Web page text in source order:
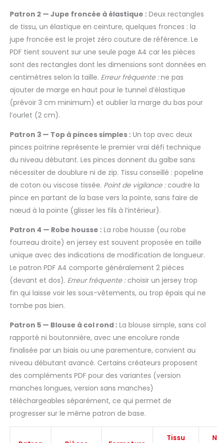
Patron 2 — Jupe froncée à élastique : Deux rectangles
de tissu, un élastique en ceinture, quelques fronces : la
jupe froncée est le projet zéro couture de référence. Le
PDF tient souvent sur une seule page A4 car les pièces
sont des rectangles dont les dimensions sont données en
centimètres selon la taille. Erreur fréquente :ne pas
ajouter de marge en haut pour le tunnel d’élastique
(prévoir 3 cm minimum) et oublier la marge du bas pour
l’ourlet (2 cm).
Patron 3 — Top à pinces simples : Un top avec deux
pinces poitrine représente le premier vrai défi technique
du niveau débutant. Les pinces donnent du galbe sans
nécessiter de doublure ni de zip. Tissu conseillé : popeline
de coton ou viscose tissée. Point de vigilance :coudre la
pince en partant de la base vers la pointe, sans faire de
nœud à la pointe (glisser les fils à l’intérieur).
Patron 4 — Robe housse : La robe housse (ou robe
fourreau droite) en jersey est souvent proposée en taille
unique avec des indications de modification de longueur.
Le patron PDF A4 comporte généralement 2 pièces
(devant et dos). Erreur fréquente :choisir un jersey trop
fin qui laisse voir les sous-vêtements, ou trop épais qui ne
tombe pas bien.
Patron 5 — Blouse à col rond : La blouse simple, sans col
rapporté ni boutonnière, avec une encolure ronde
finalisée par un biais ou une parementure, convient au
niveau débutant avancé. Certains créateurs proposent
des compléments PDF pour des variantes (version
manches longues, version sans manches)
téléchargeables séparément, ce qui permet de
progresser sur le même patron de base.
Tissu